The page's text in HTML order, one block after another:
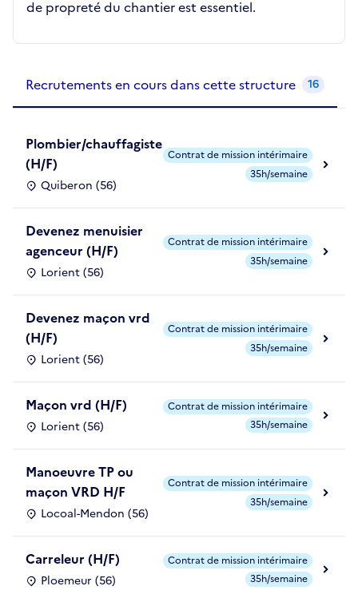
de propreté du chantier est essentiel.
Recrutements en cours dans cette structure 16
Plombier/chauffagiste
(H/F)
Quiberon (56)
Contrat de mission intérimaire
35h/semaine
Devenez menuisier
agenceur (H/F)
Lorient (56)
Contrat de mission intérimaire
35h/semaine
Devenez maçon vrd
(H/F)
Lorient (56)
Contrat de mission intérimaire
35h/semaine
Maçon vrd (H/F)
Lorient (56)
Contrat de mission intérimaire
35h/semaine
Manoeuvre TP ou
maçon VRD H/F
Locoal-Mendon (56)
Contrat de mission intérimaire
35h/semaine
Carreleur (H/F)
Ploemeur (56)
Contrat de mission intérimaire
35h/semaine